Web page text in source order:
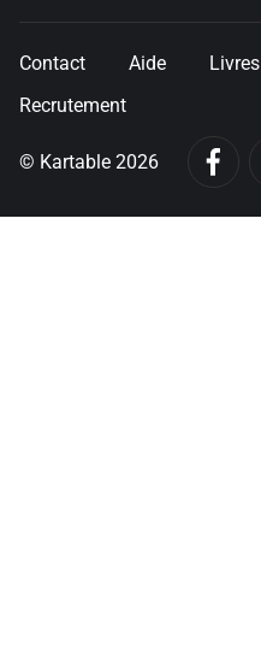
Contact Aide Livres
Recrutement
© Kartable 2026